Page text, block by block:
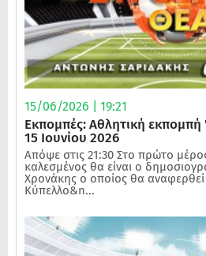
15/06/2026 | 19:21
Εκπομπές: Αθλητική
15 Ιουνίου 2026
Απόψε στις 21:30 Στο πρώτο
καλεσμένος θα είναι ο
Χρονάκης ο οποίος θα
Κύπελλο&n...